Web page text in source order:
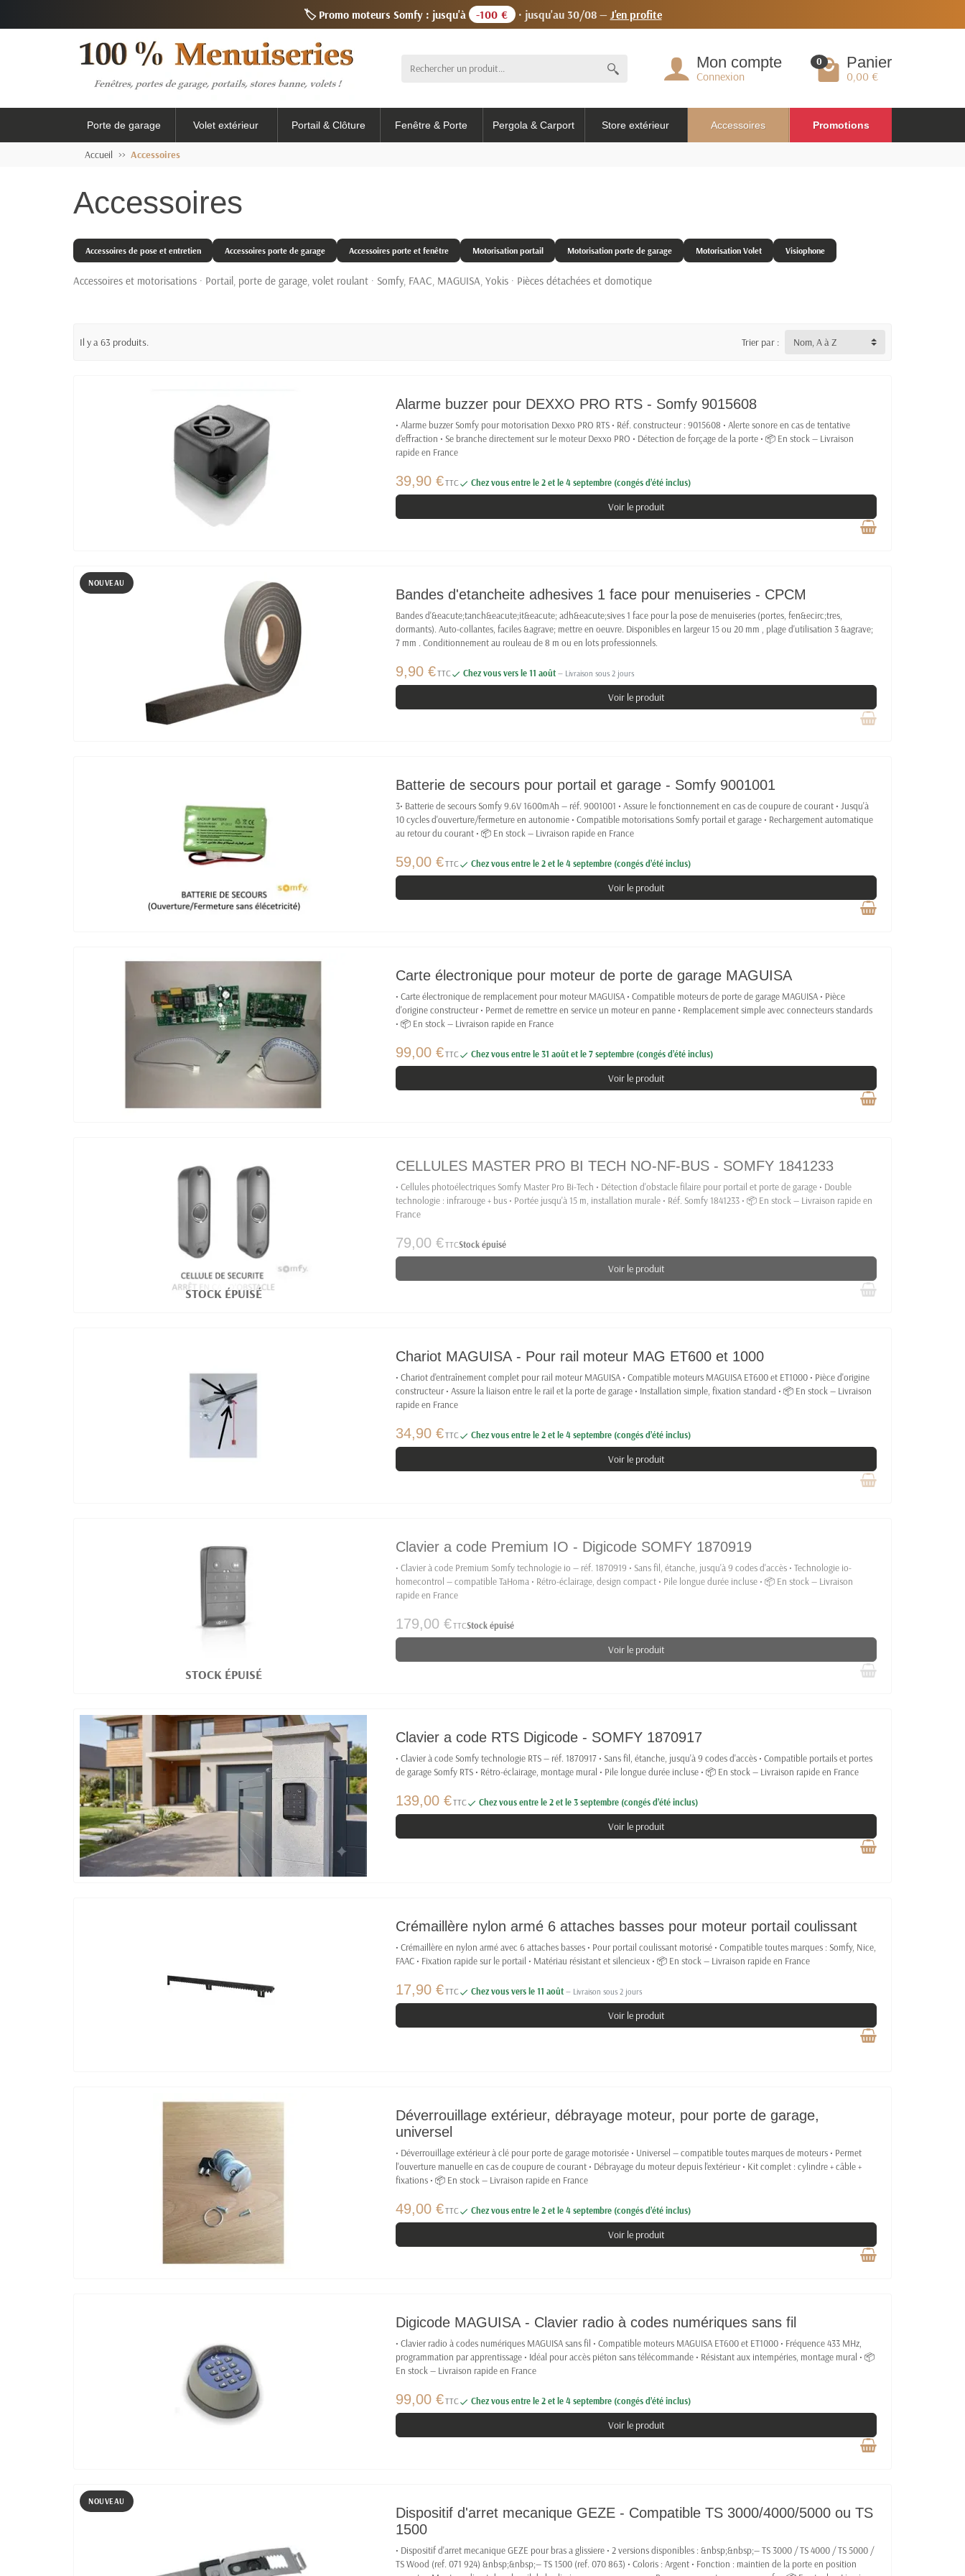
🏷️ Promo moteurs Somfy : jusqu'à -100 € · jusqu'au 30/08 — J'en profite
Mon compte
Connexion
0 Panier
0,00 €
Porte de garage Volet extérieur Portail & Clôture Fenêtre & Porte Pergola & Carport Store extérieur Accessoires Promotions
Accueil Accessoires
Accessoires
Accessoires de pose et entretien Accessoires porte de garage Accessoires porte et fenêtre Motorisation portail Motorisation porte de garage Motorisation Volet Visiophone
Accessoires et motorisations · Portail, porte de garage, volet roulant · Somfy, FAAC, MAGUISA, Yokis · Pièces détachées et domotique
Il y a 63 produits. Trier par : Nom, A à Z
Alarme buzzer pour DEXXO PRO RTS - Somfy 9015608
• Alarme buzzer Somfy pour motorisation Dexxo PRO RTS • Réf. constructeur : 9015608 • Alerte sonore en cas de tentative
d'effraction • Se branche directement sur le moteur Dexxo PRO • Détection de forçage de la porte • 📦 En stock — Livraison
rapide en France
39,90 €TTC Chez vous entre le 2 et le 4 septembre (congés d’été inclus)
Voir le produit
NOUVEAU
Bandes d'etancheite adhesives 1 face pour menuiseries - CPCM
Bandes d'&eacute;tanch&eacute;it&eacute; adh&eacute;sives 1 face pour la pose de menuiseries (portes, fen&ecirc;tres,
dormants). Auto-collantes, faciles &agrave; mettre en oeuvre. Disponibles en largeur 15 ou 20 mm , plage d'utilisation 3 &agrave;
7 mm . Conditionnement au rouleau de 8 m ou en lots professionnels.
9,90 €TTC Chez vous vers le 11 août — Livraison sous 2 jours
Voir le produit
Batterie de secours pour portail et garage - Somfy 9001001
3• Batterie de secours Somfy 9.6V 1600mAh — réf. 9001001 • Assure le fonctionnement en cas de coupure de courant • Jusqu'à
10 cycles d'ouverture/fermeture en autonomie • Compatible motorisations Somfy portail et garage • Rechargement automatique
au retour du courant • 📦 En stock — Livraison rapide en France
59,00 €TTC Chez vous entre le 2 et le 4 septembre (congés d’été inclus)
Voir le produit
Carte électronique pour moteur de porte de garage MAGUISA
• Carte électronique de remplacement pour moteur MAGUISA • Compatible moteurs de porte de garage MAGUISA • Pièce
d'origine constructeur • Permet de remettre en service un moteur en panne • Remplacement simple avec connecteurs standards
• 📦 En stock — Livraison rapide en France
99,00 €TTC Chez vous entre le 31 août et le 7 septembre (congés d’été inclus)
Voir le produit
STOCK ÉPUISÉ
CELLULES MASTER PRO BI TECH NO-NF-BUS - SOMFY 1841233
• Cellules photoélectriques Somfy Master Pro Bi-Tech • Détection d'obstacle filaire pour portail et porte de garage • Double
technologie : infrarouge + bus • Portée jusqu'à 15 m, installation murale • Réf. Somfy 1841233 • 📦 En stock — Livraison rapide en
France
79,00 €TTCStock épuisé
Voir le produit
Chariot MAGUISA - Pour rail moteur MAG ET600 et 1000
• Chariot d'entraînement complet pour rail moteur MAGUISA • Compatible moteurs MAGUISA ET600 et ET1000 • Pièce d'origine
constructeur • Assure la liaison entre le rail et la porte de garage • Installation simple, fixation standard • 📦 En stock — Livraison
rapide en France
34,90 €TTC Chez vous entre le 2 et le 4 septembre (congés d’été inclus)
Voir le produit
STOCK ÉPUISÉ
Clavier a code Premium IO - Digicode SOMFY 1870919
• Clavier à code Premium Somfy technologie io — réf. 1870919 • Sans fil, étanche, jusqu'à 9 codes d'accès • Technologie io-
homecontrol — compatible TaHoma • Rétro-éclairage, design compact • Pile longue durée incluse • 📦 En stock — Livraison
rapide en France
179,00 €TTCStock épuisé
Voir le produit
Clavier a code RTS Digicode - SOMFY 1870917
• Clavier à code Somfy technologie RTS — réf. 1870917 • Sans fil, étanche, jusqu'à 9 codes d'accès • Compatible portails et portes
de garage Somfy RTS • Rétro-éclairage, montage mural • Pile longue durée incluse • 📦 En stock — Livraison rapide en France
139,00 €TTC Chez vous entre le 2 et le 3 septembre (congés d’été inclus)
Voir le produit
Crémaillère nylon armé 6 attaches basses pour moteur portail coulissant
• Crémaillère en nylon armé avec 6 attaches basses • Pour portail coulissant motorisé • Compatible toutes marques : Somfy, Nice,
FAAC • Fixation rapide sur le portail • Matériau résistant et silencieux • 📦 En stock — Livraison rapide en France
17,90 €TTC Chez vous vers le 11 août — Livraison sous 2 jours
Voir le produit
Déverrouillage extérieur, débrayage moteur, pour porte de garage,
universel
• Déverrouillage extérieur à clé pour porte de garage motorisée • Universel — compatible toutes marques de moteurs • Permet
l'ouverture manuelle en cas de coupure de courant • Débrayage du moteur depuis l'extérieur • Kit complet : cylindre + câble +
fixations • 📦 En stock — Livraison rapide en France
49,00 €TTC Chez vous entre le 2 et le 4 septembre (congés d’été inclus)
Voir le produit
Digicode MAGUISA - Clavier radio à codes numériques sans fil
• Clavier radio à codes numériques MAGUISA sans fil • Compatible moteurs MAGUISA ET600 et ET1000 • Fréquence 433 MHz,
programmation par apprentissage • Idéal pour accès piéton sans télécommande • Résistant aux intempéries, montage mural • 📦
En stock — Livraison rapide en France
99,00 €TTC Chez vous entre le 2 et le 4 septembre (congés d’été inclus)
Voir le produit
NOUVEAU
Dispositif d'arret mecanique GEZE - Compatible TS 3000/4000/5000 ou TS
1500
• Dispositif d'arret mecanique GEZE pour bras a glissiere • 2 versions disponibles : &nbsp;&nbsp;— TS 3000 / TS 4000 / TS 5000 /
TS Wood (ref. 071 924) &nbsp;&nbsp;— TS 1500 (ref. 070 863) • Coloris : Argent • Fonction : maintien de la porte en position